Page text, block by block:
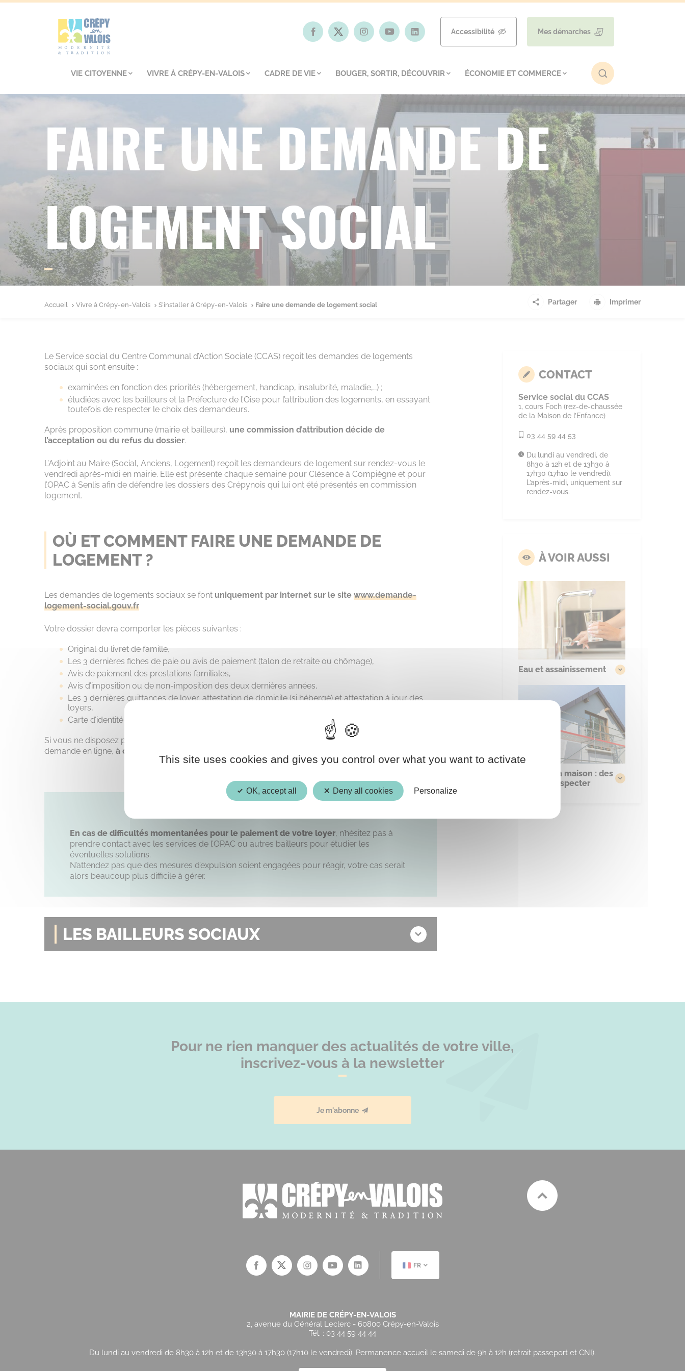
Accessibilité Mes démarches
VIE CITOYENNE VIVRE À CRÉPY-EN-VALOIS CADRE DE VIE BOUGER, SORTIR, DÉCOUVRIR ÉCONOMIE ET COMMERCE
FAIRE UNE DEMANDE DE
LOGEMENT SOCIAL
Accueil Vivre à Crépy-en-Valois S’installer à Crépy-en-Valois Faire une demande de logement social Partager Imprimer
Le Service social du Centre Communal d’Action Sociale (CCAS) reçoit les demandes de logements
sociaux qui sont ensuite :
examinées en fonction des priorités (hébergement, handicap, insalubrité, maladie,…) ;
étudiées avec les bailleurs et la Préfecture de l’Oise pour l’attribution des logements, en essayant
toutefois de respecter le choix des demandeurs.
Après proposition commune (mairie et bailleurs), une commission d’attribution décide de
l’acceptation ou du refus du dossier.
L’Adjoint au Maire (Social, Anciens, Logement) reçoit les demandeurs de logement sur rendez-vous le
vendredi après-midi en mairie. Elle est présente chaque semaine pour Clésence à Compiègne et pour
l’OPAC à Senlis afin de défendre les dossiers des Crépynois qui lui ont été présentés en commission
logement.
OÙ ET COMMENT FAIRE UNE DEMANDE DE
LOGEMENT ?
Les demandes de logements sociaux se font uniquement par internet sur le site www.demande-
logement-social.gouv.fr
Votre dossier devra comporter les pièces suivantes :
Original du livret de famille,
Les 3 dernières fiches de paie ou avis de paiement (talon de retraite ou chômage),
Avis de paiement des prestations familiales,
Avis d’imposition ou de non-imposition des deux dernières années,
Les 3 dernières quittances de loyer, attestation de domicile (si hébergé) et attestation à jour des
loyers,
Carte d’identité ou carte de séjour, ainsi que celle du conjoint.
Si vous ne disposez pas d’un accès à internet, le service Social du CCAS peut vous aider à faire votre
demande en ligne, à condition que vous possédiez une adresse e-mail à votre nom.
En cas de difficultés momentanées pour le paiement de votre loyer, n’hésitez pas à
prendre contact avec les services de l’OPAC ou autres bailleurs pour étudier les
éventuelles solutions.
N’attendez pas que des mesures d’expulsion soient engagées pour réagir, votre cas serait
alors beaucoup plus difficile à gérer.
LES BAILLEURS SOCIAUX
CONTACT
Service social du CCAS
1, cours Foch (rez-de-chaussée
de la Maison de l’Enfance)
03 44 59 44 53
Du lundi au vendredi, de
8h30 à 12h et de 13h30 à
17h30 (17h10 le vendredi).
L’après-midi, uniquement sur
rendez-vous.
À VOIR AUSSI
Eau et assainissement
Embellir sa maison : des
règles à respecter
Pour ne rien manquer des actualités de votre ville,
inscrivez-vous à la newsletter
Je m'abonne
FR
MAIRIE DE CRÉPY-EN-VALOIS
2, avenue du Général Leclerc - 60800 Crépy-en-Valois
Tél. : 03 44 59 44 44
Du lundi au vendredi de 8h30 à 12h et de 13h30 à 17h30 (17h10 le vendredi). Permanence accueil le samedi de 9h à 12h (retrait passeport et CNI).
This site uses cookies and gives you control over what you want to activate
OK, accept all Deny all cookies Personalize